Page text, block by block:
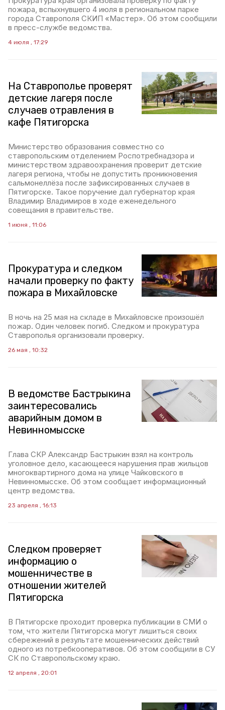
пожара, вспыхнувшего 4 июля в региональном парке
города Ставрополя СКИП «Мастер». Об этом сообщили
в пресс-службе ведомства.
4 июля , 17:29
На Ставрополье проверят
детские лагеря после
случаев отравления в
кафе Пятигорска
Министерство образования совместно со
ставропольским отделением Роспотребнадзора и
министерством здравоохранения проверит детские
лагеря региона, чтобы не допустить проникновения
сальмонеллёза после зафиксированных случаев в
Пятигорске. Такое поручение дал губернатор края
Владимир Владимиров в ходе еженедельного
совещания в правительстве.
1 июня , 11:06
Прокуратура и следком
начали проверку по факту
пожара в Михайловске
В ночь на 25 мая на складе в Михайловске произошёл
пожар. Один человек погиб. Следком и прокуратура
Ставрополья организовали проверку.
26 мая , 10:32
В ведомстве Бастрыкина
заинтересовались
аварийным домом в
Невинномысске
Глава СКР Александр Бастрыкин взял на контроль
уголовное дело, касающееся нарушения прав жильцов
многоквартирного дома на улице Чайковского в
Невинномысске. Об этом сообщает информационный
центр ведомства.
23 апреля , 16:13
Следком проверяет
информацию о
мошенничестве в
отношении жителей
Пятигорска
В Пятигорске проходит проверка публикации в СМИ о
том, что жители Пятигорска могут лишиться своих
сбережений в результате мошеннических действий
одного из потребкооперативов. Об этом сообщили в СУ
СК по Ставропольскому краю.
12 апреля , 20:01